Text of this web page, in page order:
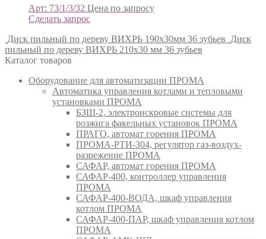
Арт: 73/1/3/32 Цена по запросу
Сделать запрос
Диск пильный по дереву ВИХРЬ 190х30мм 36 зубьев
Диск
пильный по дереву ВИХРЬ 210х30 мм 36 зубьев
Каталог товаров
Оборудование для автоматизации ПРОМА
Автоматика управления котлами и тепловыми
установками ПРОМА
БЗШ-2, электроискровые системы для
розжига факельных установок ПРОМА
ПРАГО, автомат горения ПРОМА
ПРОМА-РТИ-304, регулятор газ-воздух-
разрежение ПРОМА
САФАР, автомат горения ПРОМА
САФАР-400, контроллер управления
ПРОМА
САФАР-400-ВОДА, шкаф управления
котлом ПРОМА
САФАР-400-ПАР, шкаф управления котлом
ПРОМА